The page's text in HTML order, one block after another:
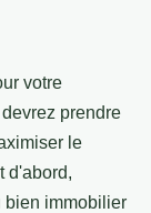
votre
prendre
le
d'abord,
bien immobilier